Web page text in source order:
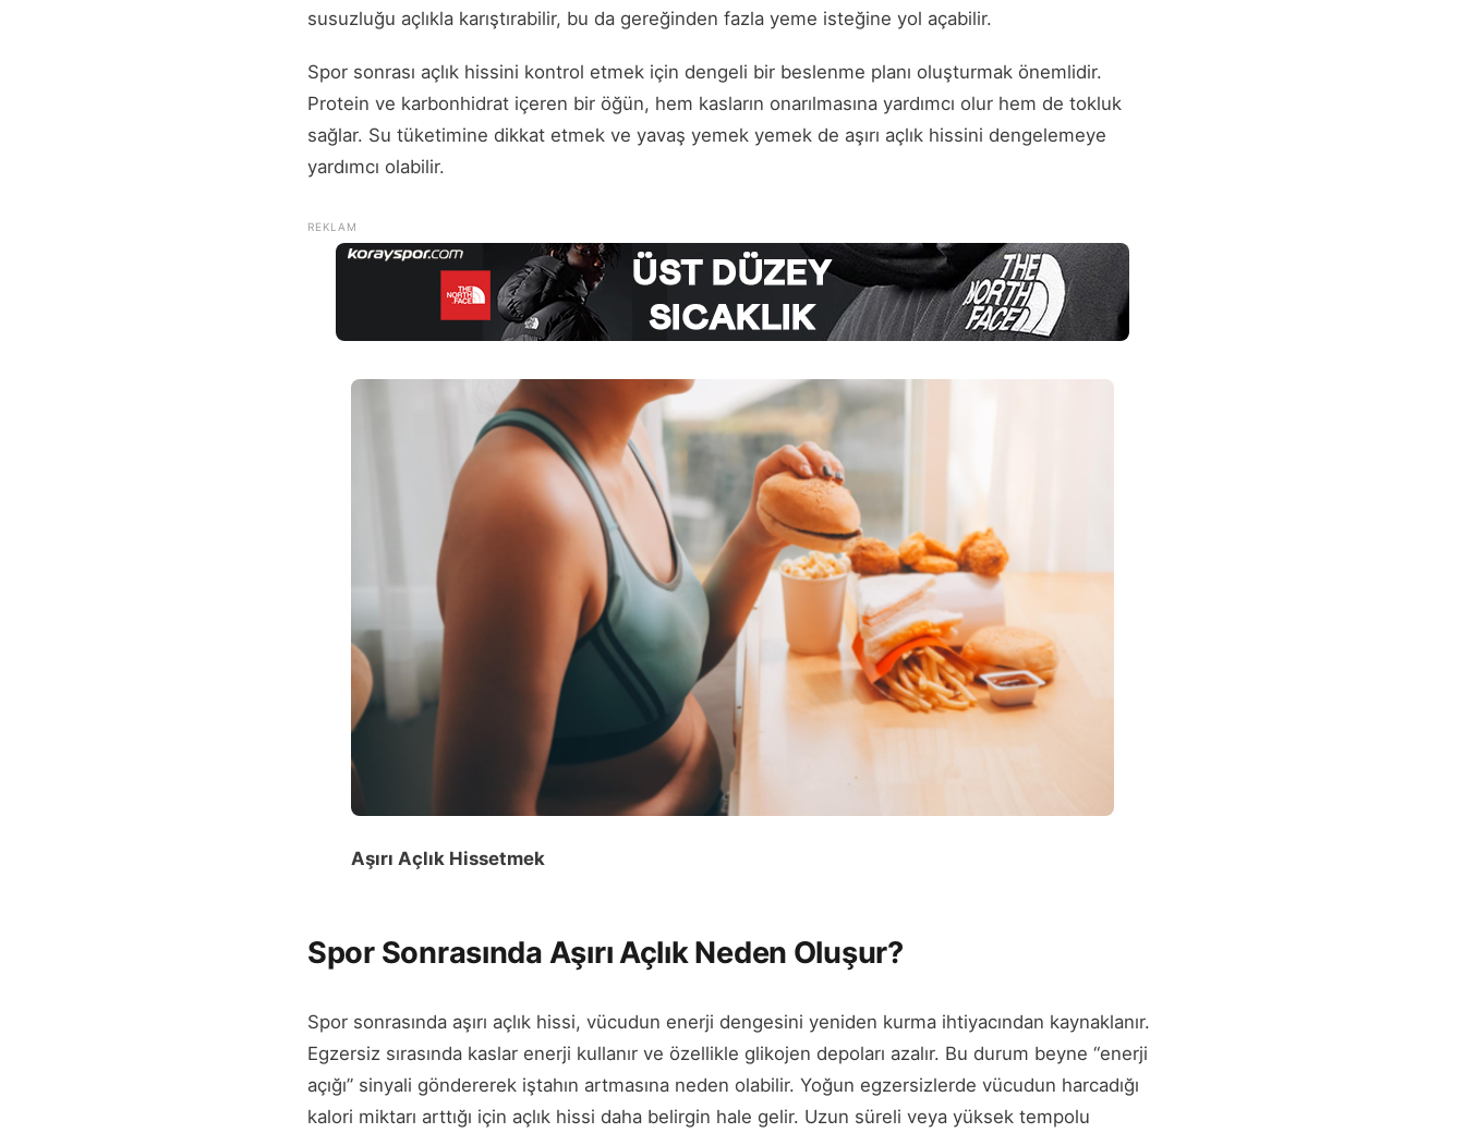
susuzluğu açlıkla karıştırabilir, bu da gereğinden fazla yeme isteğine yol açabilir.
Spor sonrası açlık hissini kontrol etmek için dengeli bir beslenme planı oluşturmak önemlidir.
Protein ve karbonhidrat içeren bir öğün, hem kasların onarılmasına yardımcı olur hem de tokluk
sağlar. Su tüketimine dikkat etmek ve yavaş yemek yemek de aşırı açlık hissini dengelemeye
yardımcı olabilir.
Aşırı Açlık Hissetmek
Spor Sonrasında Aşırı Açlık Neden Oluşur?
Spor sonrasında aşırı açlık hissi, vücudun enerji dengesini yeniden kurma ihtiyacından kaynaklanır.
Egzersiz sırasında kaslar enerji kullanır ve özellikle glikojen depoları azalır. Bu durum beyne “enerji
açığı” sinyali göndererek iştahın artmasına neden olabilir. Yoğun egzersizlerde vücudun harcadığı
kalori miktarı arttığı için açlık hissi daha belirgin hale gelir. Uzun süreli veya yüksek tempolu